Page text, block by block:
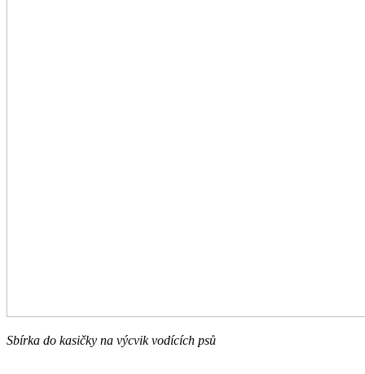
Sbírka do kasičky na výcvik vodících psů